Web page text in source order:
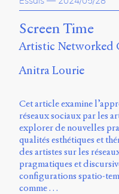
Screen Time
Artistic Networked
Anitra Lourie
Cet article examine
réseaux sociaux par les
explorer de nouvelles
qualités esthétiques et
des artistes sur les
pragmatiques et
configurations spatio-
comme …